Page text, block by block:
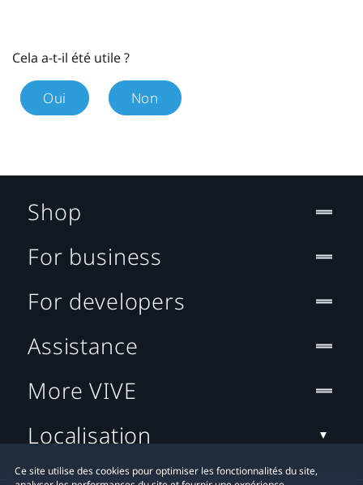
Cela a-t-il été utile ?
Oui Non
Ce site utilise des cookies pour optimiser les fonctionnalités du site,
Shop
For business
For developers
Assistance
More VIVE
Localisation